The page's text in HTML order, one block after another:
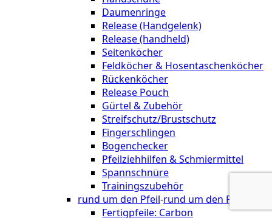
Daumenringe
Release (Handgelenk)
Release (handheld)
Seitenköcher
Feldköcher & Hosentaschenköcher
Rückenköcher
Release Pouch
Gürtel & Zubehör
Streifschutz/Brustschutz
Fingerschlingen
Bogenchecker
Pfeilziehhilfen & Schmiermittel
Spannschnüre
Trainingszubehör
rund um den Pfeil-rund um den Pfeil
Fertigpfeile: Carbon